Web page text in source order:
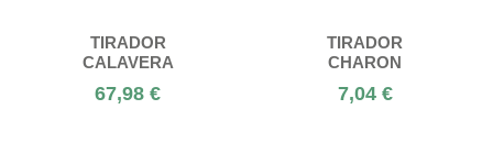
TIRADOR
CALAVERA
67,98 €
TIRADOR
CHARON
7,04 €